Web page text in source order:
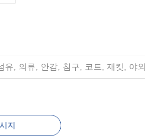
유, 의류, 안감, 침구, 코트, 재킷, 야외
지